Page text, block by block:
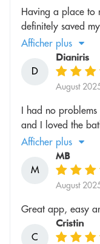
Having a place to
definitely saved
Afficher plus
D
Dianiris
August
I had no
and I loved the
Afficher plus
M
MB
August
Great app, easy
C
Cristin